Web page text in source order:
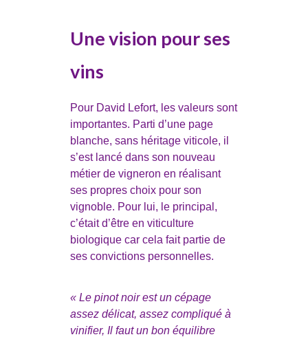
Une vision pour ses
vins
Pour David Lefort, les valeurs sont
importantes. Parti d’une page
blanche, sans héritage viticole, il
s’est lancé dans son nouveau
métier de vigneron en réalisant
ses propres choix pour son
vignoble. Pour lui, le principal,
c’était d’être en viticulture
biologique car cela fait partie de
ses convictions personnelles.
« Le pinot noir est un cépage
assez délicat, assez compliqué à
vinifier, Il faut un bon équilibre